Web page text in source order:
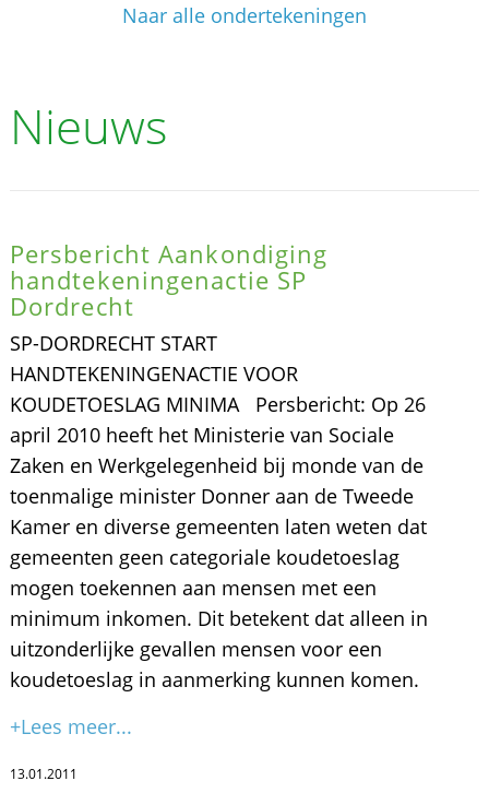
Naar alle ondertekeningen
Nieuws
Persbericht Aankondiging
handtekeningenactie SP
Dordrecht
SP-DORDRECHT START
HANDTEKENINGENACTIE VOOR
KOUDETOESLAG MINIMA Persbericht: Op 26
april 2010 heeft het Ministerie van Sociale
Zaken en Werkgelegenheid bij monde van de
toenmalige minister Donner aan de Tweede
Kamer en diverse gemeenten laten weten dat
gemeenten geen categoriale koudetoeslag
mogen toekennen aan mensen met een
minimum inkomen. Dit betekent dat alleen in
uitzonderlijke gevallen mensen voor een
koudetoeslag in aanmerking kunnen komen.
+Lees meer...
13.01.2011